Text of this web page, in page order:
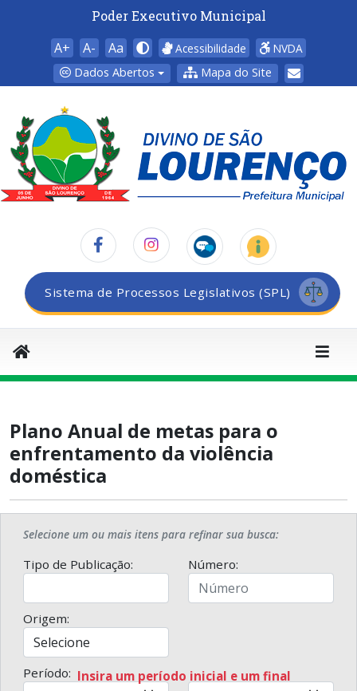
Poder Executivo Municipal
A+ A- Aa Acessibilidade
NVDA
Dados Abertos
Mapa do Site
Sistema de Processos Legislativos (SPL)
Plano Anual de metas para o
enfrentamento da violência
doméstica
Selecione um ou mais itens para refinar sua busca:
Tipo de Publicação: Número:
Origem:
Período: Insira um período inicial e um final